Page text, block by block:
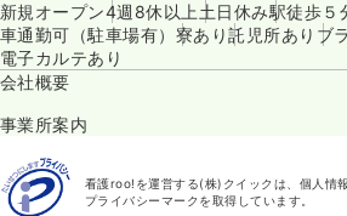
新規オープン4週8休以上 土日休み駅徒歩５
車通勤可（駐車場有） 寮あり託児所あり ブ
電子カルテあり
会社概要
事業所案内
看護roo!を運営する(株)クイックは、個人情
プライバシーマークを取得しています。